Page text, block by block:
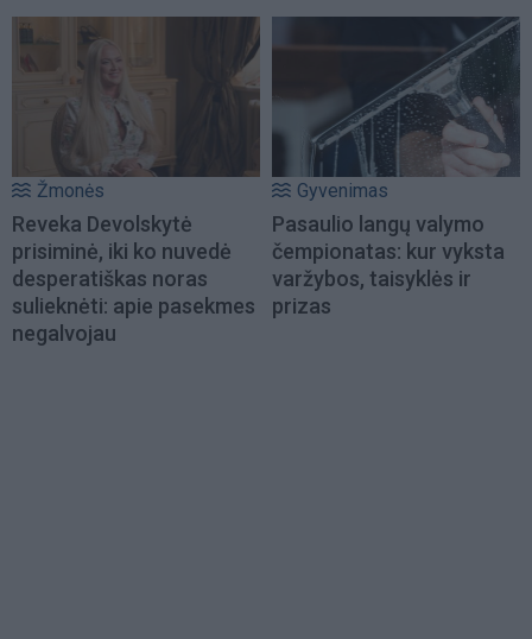
Žmonės
Reveka Devolskytė
prisiminė, iki ko nuvedė
desperatiškas noras
sulieknėti: apie pasekmes
negalvojau
Gyvenimas
Pasaulio langų valymo
čempionatas: kur vyksta
varžybos, taisyklės ir
prizas